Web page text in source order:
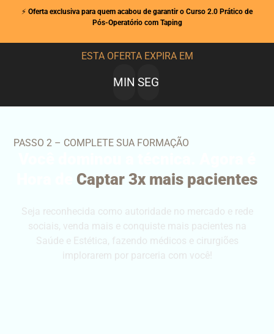
⚡ Oferta exclusiva para quem acabou de garantir o Curso 2.0 Prático de
Pós-Operatório com Taping
ESTA OFERTA EXPIRA EM
MIN SEG
PASSO 2 – COMPLETE SUA FORMAÇÃO
Captar 3x mais pacientes
Seja reconhecida como autoridade no mercado e rede
sociais, venda mais e conquiste mais pacientes na
Saúde e Estética, fazendo médicos e cirurgiões
implorarem por parceria com você!